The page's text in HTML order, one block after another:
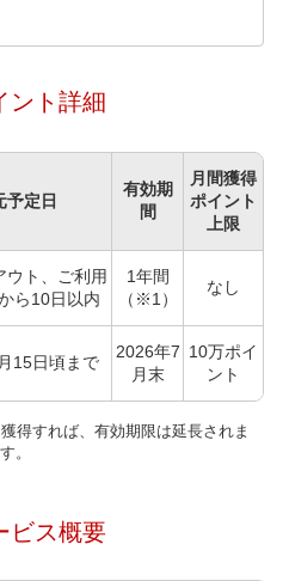
ント詳細
予定日
有効期
間
月間獲得
ポイント
上限
ウト、ご利用
ら10日以内
1年間
（※1）
なし
15日頃まで
2026年7
月末
10万ポイ
ント
得すれば、有効期限は延長されま
す。
ビス概要